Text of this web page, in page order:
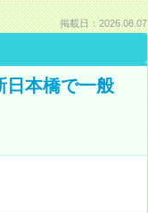
掲載日：2026.08.07
日本橋で一般